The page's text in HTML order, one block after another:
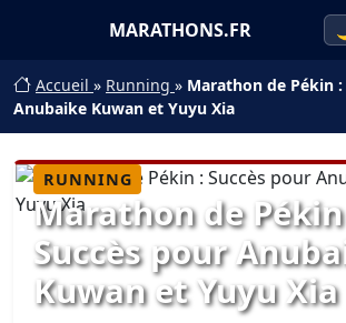
MARATHONS.FR
Accueil » Running » Marathon de Pékin :
Anubaike Kuwan et Yuyu Xia
RUNNING
Marathon de
Succès pour
Kuwan et Yuyu Xia